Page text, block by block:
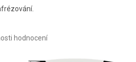
je 0,0 z 5 hvězdiček.
hodnocení